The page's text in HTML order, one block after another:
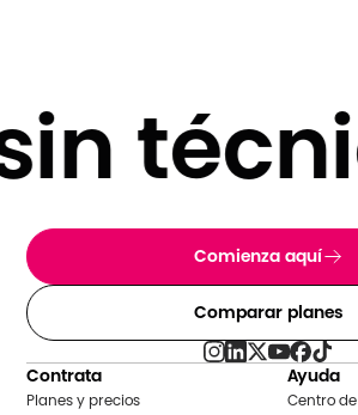
Comienza aquí
Comparar planes
Contrata
Planes y precios
Ayuda
Centro